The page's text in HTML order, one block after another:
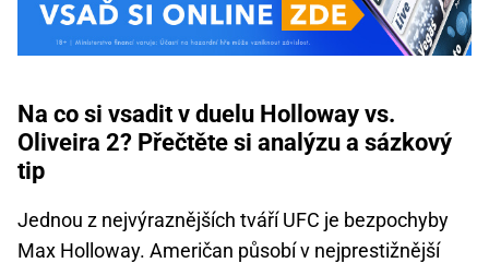
Na co si vsadit v duelu Holloway vs.
Oliveira 2? Přečtěte si analýzu a sázkový
tip
Jednou z nejvýraznějších tváří UFC je bezpochyby
Max Holloway. Američan působí v nejprestižnější